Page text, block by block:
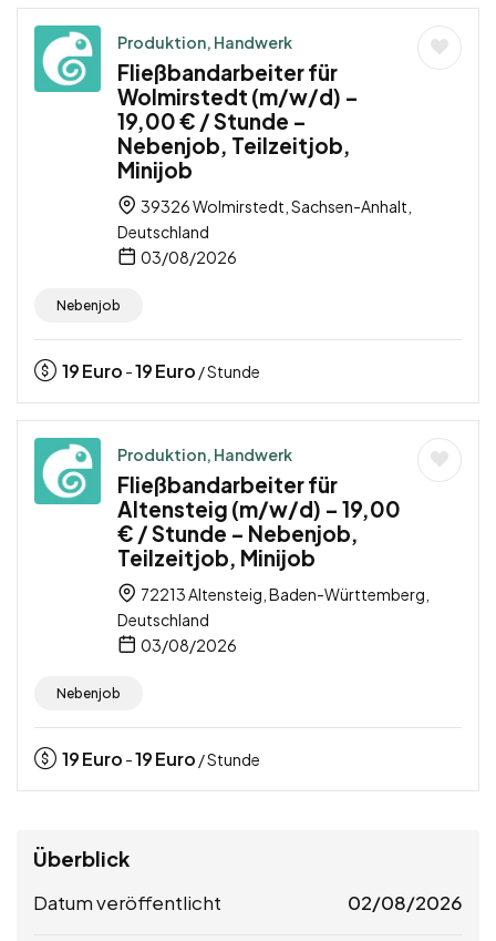
Produktion, Handwerk
Fließbandarbeiter für
Wolmirstedt (m/w/d) –
19,00 € / Stunde –
Nebenjob, Teilzeitjob,
Minijob
39326 Wolmirstedt, Sachsen-Anhalt,
Deutschland
03/08/2026
Nebenjob
19Euro -19Euro / Stunde
Produktion, Handwerk
Fließbandarbeiter für
Altensteig (m/w/d) – 19,00
€ / Stunde – Nebenjob,
Teilzeitjob, Minijob
72213 Altensteig, Baden-Württemberg,
Deutschland
03/08/2026
Nebenjob
19Euro -19Euro / Stunde
Überblick
Datum veröffentlicht 02/08/2026